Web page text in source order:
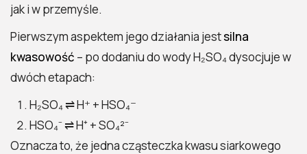
jak i w przemyśle.
Pierwszym aspektem jego działania jestsilna
kwasowość – po dodaniu do wody H₂SO₄ dysocjuje w
dwóch etapach:
H₂SO₄ ⇌ H⁺ + HSO₄⁻
HSO₄⁻ ⇌ H⁺ + SO₄²⁻
Oznacza to, że jedna cząsteczka kwasu siarkowego